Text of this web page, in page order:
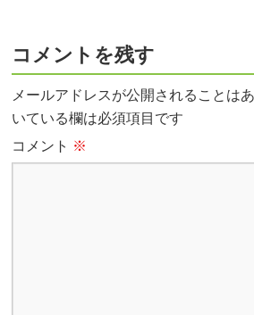
コメントを残す
メールアドレスが公開されることは
いている欄は必須項目です
コメント ※